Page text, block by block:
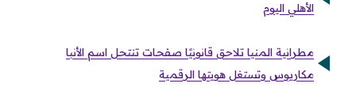
الأهلي اليوم
مطرانية المنيا تلاحق قانونيًا صفحات تنتحل اسم الأنبا
مكاريوس وتستغل هويتها الرقمية